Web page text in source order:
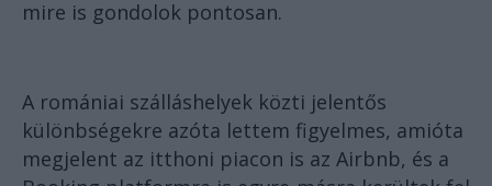
mire is gondolok pontosan.
A romániai szálláshelyek közti jelentős
különbségekre azóta lettem figyelmes, amióta
megjelent az itthoni piacon is az Airbnb, és a